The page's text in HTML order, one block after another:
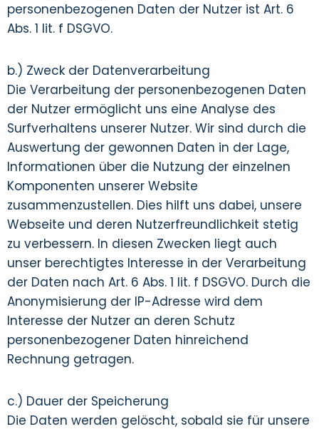
personenbezogenen Daten der Nutzer ist Art. 6
Abs. 1 lit. f DSGVO.
b.) Zweck der Datenverarbeitung
Die Verarbeitung der personenbezogenen Daten
der Nutzer ermöglicht uns eine Analyse des
Surfverhaltens unserer Nutzer. Wir sind durch die
Auswertung der gewonnen Daten in der Lage,
Informationen über die Nutzung der einzelnen
Komponenten unserer Website
zusammenzustellen. Dies hilft uns dabei, unsere
Webseite und deren Nutzerfreundlichkeit stetig
zu verbessern. In diesen Zwecken liegt auch
unser berechtigtes Interesse in der Verarbeitung
der Daten nach Art. 6 Abs. 1 lit. f DSGVO. Durch die
Anonymisierung der IP-Adresse wird dem
Interesse der Nutzer an deren Schutz
personenbezogener Daten hinreichend
Rechnung getragen.
c.) Dauer der Speicherung
Die Daten werden gelöscht, sobald sie für unsere